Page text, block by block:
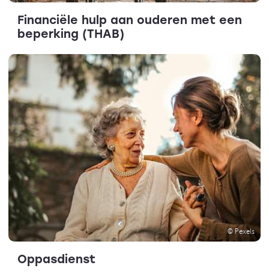
Financiële hulp aan ouderen met een
beperking (THAB)
© Pexels
Oppasdienst